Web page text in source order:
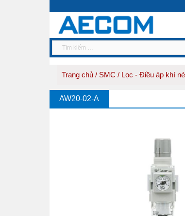
Trang chủ / SMC / Lọc - Điều áp khí
AW20-02-A